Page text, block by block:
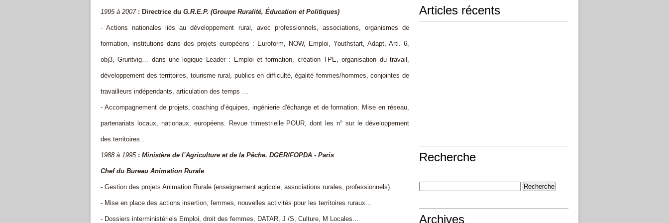
1995 à 2007 : Directrice du G.R.E.P. (Groupe Ruralité, Éducation et Politiques)
- Actions nationales liés au développement rural, avec professionnels, associations, organismes de
formation, institutions dans des projets européens : Euroform, NOW, Emploi, Youthstart, Adapt, Arti. 6,
obj3, Gruntvig… dans une logique Leader : Emploi et formation, création TPE, organisation du travail,
développement des territoires, tourisme rural, publics en difficulté, égalité femmes/hommes, conjointes de
travailleurs indépendants, articulation des temps …
- Accompagnement de projets, coaching d’équipes, ingénierie d'échange et de formation. Mise en réseau,
partenariats locaux, nationaux, européens. Revue trimestrielle POUR, dont les n° sur le développement
des territoires…
1988 à 1995 : Ministère de l’Agriculture et de la Pêche. DGER/FOPDA - Paris
Chef du Bureau Animation Rurale
- Gestion des projets Animation Rurale (enseignement agricole, associations rurales, professionnels)
- Mise en place des actions insertion, femmes, nouvelles activités pour les territoires ruraux…
- Dossiers interministériels Emploi, droit des femmes, DATAR, J /S, Culture, M Locales…
Articles récents
Recherche
Archives